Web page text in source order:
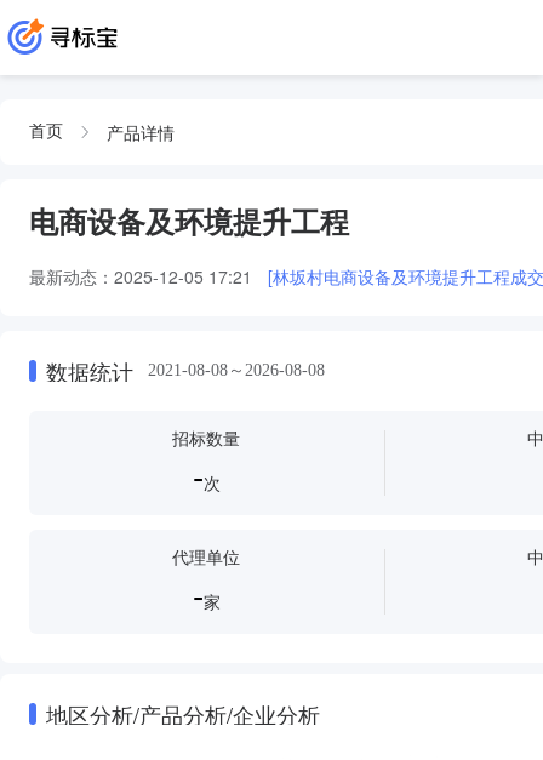
首页 产品详情
电商设备及环境提升工程
最新动态： 2025-12-05 17:21 [林坂村电商设备及环境提升工程成
数据统计 2021-08-08～2026-08-08
招标数量
-次
代理单位
-家
地区分析/产品分析/企业分析